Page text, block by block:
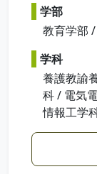
学部
教育学部
学科
養護教諭
科 / 電気
情報工学